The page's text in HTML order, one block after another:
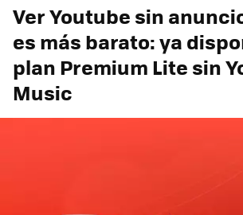
Ver Youtube sin
es más barato: ya
plan Premium Lite sin
Music